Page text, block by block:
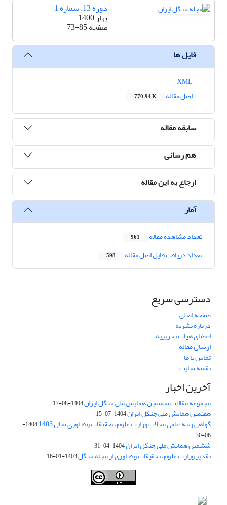
دوره 13، شماره 1
بهار 1400
صفحه73-85
فایل ها
اصل مقاله
770.94 K
سابقه مقاله
هم رسانی
ارجاع به این مقاله
آمار
تعداد مشاهده مقاله 961
تعداد دریافت فایل اصل مقاله 598
دسترسی سریع
صفحه اصلی
درباره نشریه
اعضای هیات تحریریه
ارسال مقاله
تماس با ما
نقشه سایت
آخرین اخبار
مجموعه مقالات ششمین همایش ملی جنگل ایران1404-08-17
هفتمین همایش ملی جنگل ایران1404-07-15
گواهی رتبه علمی مجلات وزارت علوم، تحقیقات و فناوری سال 1403
1404-
06-30
ششمین همایش ملی جنگل ایران1404-04-31
تقدیر وزارت علوم، تحقیقات و فناوری از مجله جنگل1403-01-16